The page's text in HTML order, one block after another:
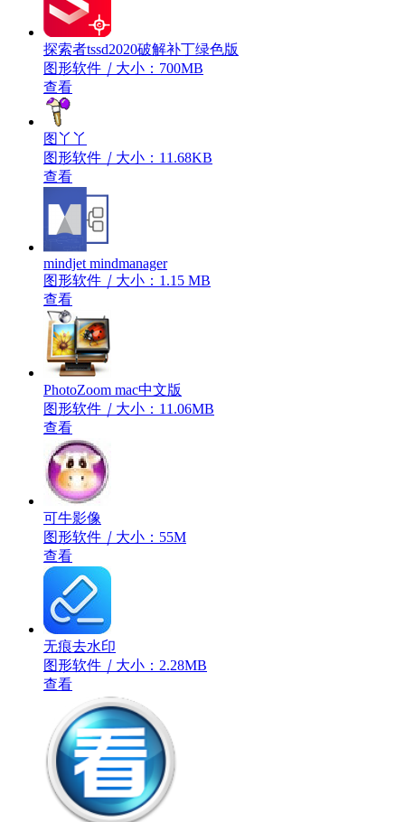
探索者tssd2020破解补丁绿色版
图形软件 ｜ 大小：700MB
查看
图丫丫
图形软件 ｜ 大小：11.68KB
查看
mindjet mindmanager
图形软件 ｜ 大小：1.15 MB
查看
PhotoZoom mac中文版
图形软件 ｜ 大小：11.06MB
查看
可牛影像
图形软件 ｜ 大小：55M
查看
无痕去水印
图形软件 ｜ 大小：2.28MB
查看